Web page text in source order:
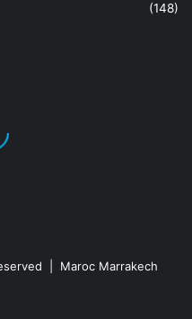
(148)
| Maroc Marrakech